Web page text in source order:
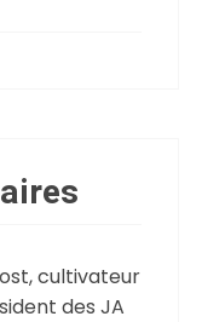
cultivateur
des JA